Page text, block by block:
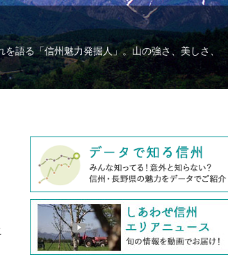
語る「信州魅力発掘人」。山の強さ、美しさ、